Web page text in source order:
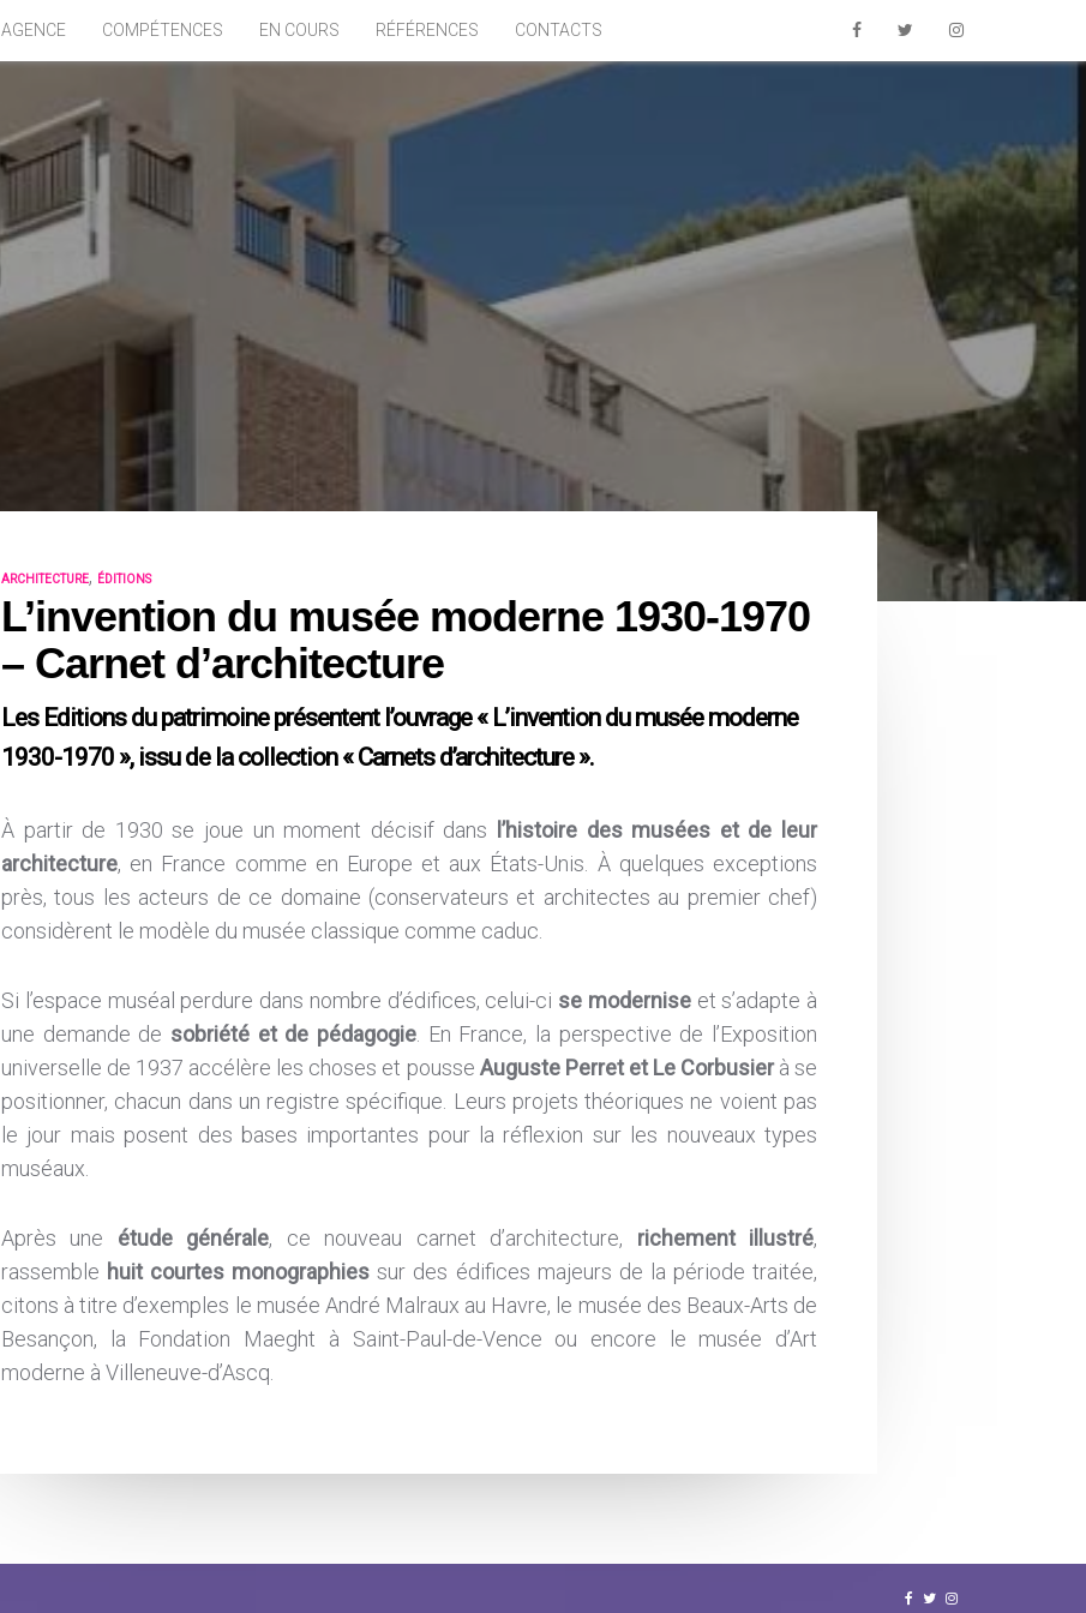
AGENCE COMPÉTENCES EN COURS RÉFÉRENCES CONTACTS
ARCHITECTURE, ÉDITIONS
L’invention du musée moderne 1930-1970
– Carnet d’architecture
Les Editions du patrimoine présentent l’ouvrage « L’invention du musée moderne
1930-1970 », issu de la collection « Carnets d’architecture ».
À partir de 1930 se joue un moment décisif dans
l’histoire des musées et de leur
architecture, en France comme en Europe et aux États-Unis. À quelques exceptions
près, tous les acteurs de ce domaine (conservateurs et architectes au premier chef)
considèrent le modèle du musée classique comme caduc.
Si l’espace muséal perdure dans nombre d’édifices, celui-ci se moderniseet s’adapte à
une demande de sobriété et de pédagogie . En France, la perspective de l’Exposition
universelle de 1937 accélère les choses et pousse Auguste Perret et Le Corbusierà se
positionner, chacun dans un registre spécifique. Leurs projets théoriques ne voient pas
le jour mais posent des bases importantes pour la réflexion sur les nouveaux types
muséaux.
Après une étude générale, ce nouveau carnet d’architecture, richement illustré,
rassemble huit courtes monographies sur des édifices majeurs de la période traitée,
citons à titre d’exemples le musée André Malraux au Havre, le musée des Beaux-Arts de
Besançon, la Fondation Maeght à Saint-Paul-de-Vence ou encore le musée d’Art
moderne à Villeneuve-d’Ascq.